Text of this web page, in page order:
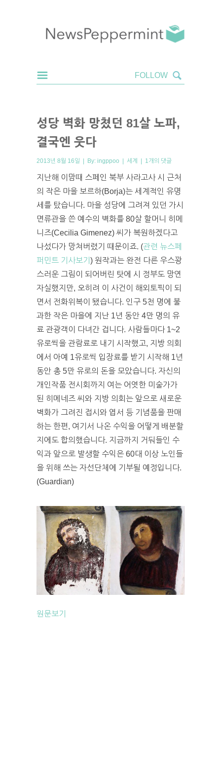
성당 벽화 망쳤던 81살 노파,
결국엔 웃다
2013년 8월 16일 | By: ingppoo | 세계 | 1개의 댓글
지난해 이맘때 스페인 북부 사라고사 시 근처
의 작은 마을 보르하(Borja)는 세계적인 유명
세를 탔습니다. 마을 성당에 그려져 있던 가시
면류관을 쓴 예수의 벽화를 80살 할머니 히메
니즈(Cecilia Gimenez) 씨가 복원하겠다고
나섰다가 망쳐버렸기 때문이죠. (관련 뉴스페
퍼민트 기사보기 ) 원작과는 완전 다른 우스꽝
스러운 그림이 되어버린 탓에 시 정부도 망연
자실했지만, 오히려 이 사건이 해외토픽이 되
면서 전화위복이 됐습니다. 인구 5천 명에 불
과한 작은 마을에 지난 1년 동안 4만 명의 유
료 관광객이 다녀간 겁니다. 사람들마다 1~2
유로씩을 관람료로 내기 시작했고, 지방 의회
에서 아예 1유로씩 입장료를 받기 시작해 1년
동안 총 5만 유로의 돈을 모았습니다. 자신의
개인작품 전시회까지 여는 어엿한 미술가가
된 히메네즈 씨와 지방 의회는 앞으로 새로운
벽화가 그려진 접시와 엽서 등 기념품을 판매
하는 한편, 여기서 나온 수익을 어떻게 배분할
지에도 합의했습니다. 지금까지 거둬들인 수
익과 앞으로 발생할 수익은 60대 이상 노인들
을 위해 쓰는 자선단체에 기부될 예정입니다.
(Guardian)
원문보기